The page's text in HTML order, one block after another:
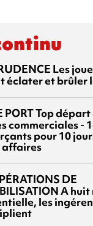
Les
éclater et brûler
PORTTop départ
commerciales -
pour 10
affaires
DE
A huit
les